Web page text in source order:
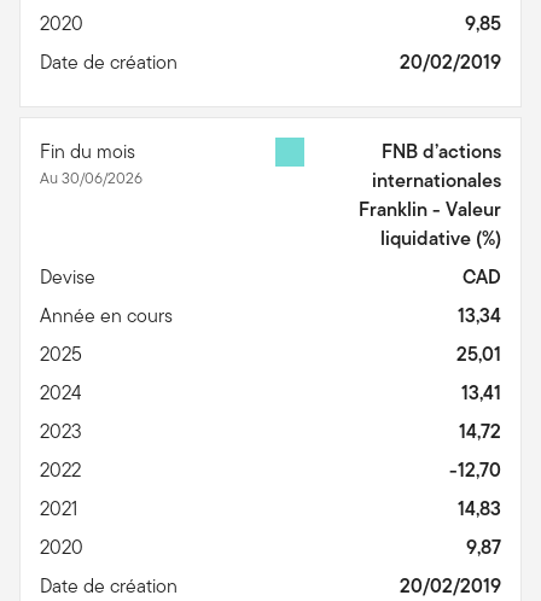
2020
9,85
Date de création
20/02/2019
Fin du mois
Au 30/06/2026
FNB d’actions
internationales
Franklin - Valeur
liquidative (%)
Devise
CAD
Année en cours
13,34
2025
25,01
2024
13,41
2023
14,72
2022
-12,70
2021
14,83
2020
9,87
Date de création
20/02/2019